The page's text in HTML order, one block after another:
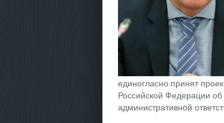
единогласно принят
Российской Федерации
административной